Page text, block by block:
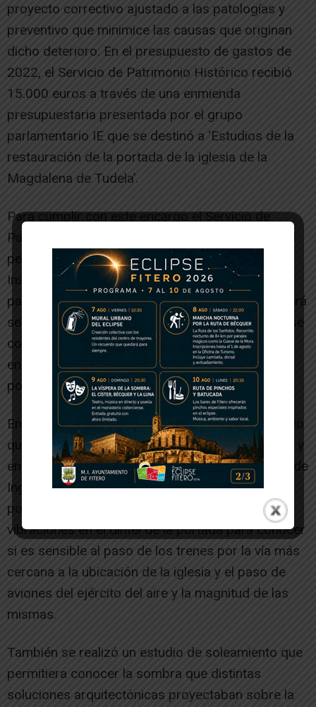
proyecto correctivo ajustado a las patologías y
preventivo que minimice las causas que originan
dicho deterioro. En el presupuesto de gastos de
2022, el Servicio de Patrimonio Histórico recibió
15.000 euros a través de una enmienda
presupuestaria presentada por el grupo
parlamentario IE que se destinó a ‘Estudios de la
restauración de la portada de la iglesia de la
Magdalena de Tudela’.
Para cumplir con este encargo el Servicio de
Patrimonio contrató, bajo la dirección técnica del
personal de conservación y restauración de la
Institución Príncipe de Viana, un estudio de
patologías y propuesta de intervención que deberá
ser especialmente delicada en las zonas donde se
conservan restos pictóricos. Además, se
encargaron dos trabajos de digitalización de la
portada.
En 2021 se contrató la realización de una ortofoto
que permitiera tener imágenes en alta resolución y
en 2022-2023 se contrató con el Departamento de
Ingeniería de la UPNA la digitalización 3D de la
portada, así como pruebas de registro de
vibraciones en el dintel de la portada para conocer
si es sensible al paso de los trenes por la vía más
cercana a la ubicación de la iglesia y el paso de
aviones del ejército del aire y la magnitud de las
mismas.
También se realizó un estudio de soleamiento que
permitiera conocer la sombra que distintas
soluciones arquitectónicas proyectaban sobre la